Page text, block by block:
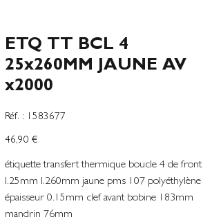
ETQ TT BCL 4
25x260MM JAUNE AV
x2000
Réf. :
SKU
1583677
Preço
46,90 €
étiquette transfert thermique boucle 4 de front
l.25mm l.260mm jaune pms 107 polyéthylène
épaisseur 0.15mm clef avant bobine 183mm